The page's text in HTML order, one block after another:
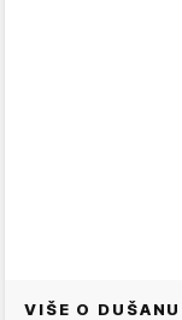
VIŠE O